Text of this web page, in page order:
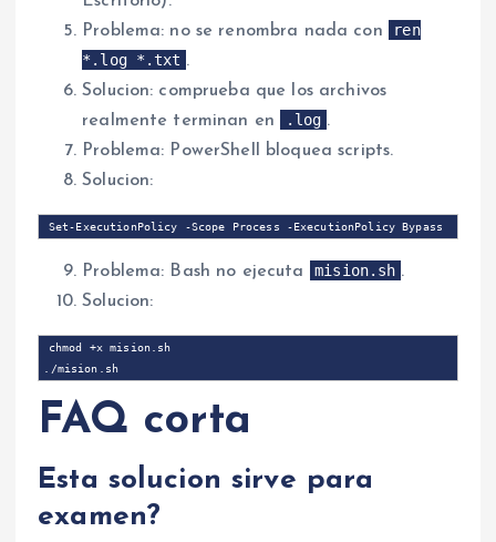
Problema: no se renombra nada con
ren
*.log *.txt .
Solucion: comprueba que los archivos
realmente terminan en
.log .
Problema: PowerShell bloquea scripts.
Solucion:
Problema: Bash no ejecuta mision.sh .
Solucion:
chmod +x mision.sh
FAQ corta
Esta solucion sirve para
examen?